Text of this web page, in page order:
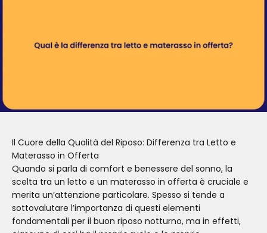
Il Cuore della Qualità del Riposo: Differenza tra Letto e
Materasso in Offerta
Quando si parla di comfort e benessere del sonno, la
scelta tra un letto e un materasso in offerta è cruciale e
merita un’attenzione particolare. Spesso si tende a
sottovalutare l’importanza di questi elementi
fondamentali per il buon riposo notturno, ma in effetti,